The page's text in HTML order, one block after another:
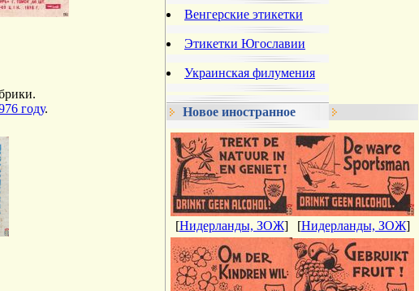
году.
Венгерские этикетки
Этикетки Югославии
Украинская филумения
Новое иностранное
[Нидерланды, ЗОЖ] [Нидерланды, ЗОЖ]